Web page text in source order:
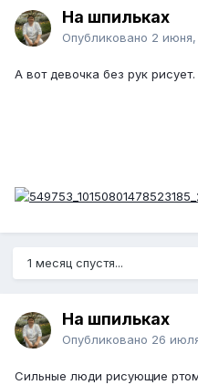
На шпильках
Опубликовано 2 июня,
А вот девочка без рук рисует.
1 месяц спустя...
На шпильках
Опубликовано 26
Сильные люди рисующие